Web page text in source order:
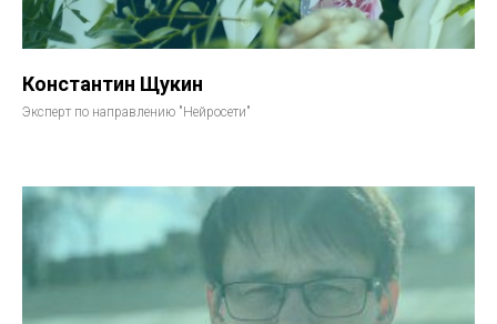
Константин Щукин
Эксперт по направлению "Нейросети"